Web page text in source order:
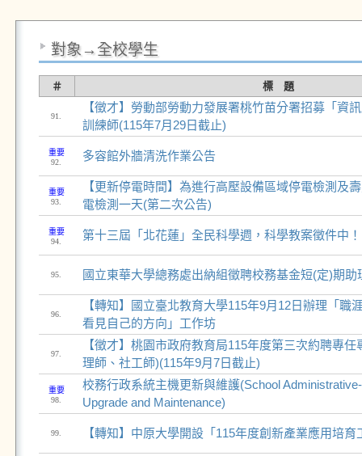
對象→全校學生
＃ 標 題
91.
【徵才】勞動部勞動力發展署桃竹苗分署招募「資
訓練師(115年7月29日截止)
重要
92.
多容館外牆清洗作業公告
重要
93.
【更新停電時間】為進行高壓設備區域停電檢測及
電檢測一天(第二次公告)
重要
94.
第十三屆「北花蓮」全民科學週，科學教案徵件中！
95. 國立東華大學總務處出納組徵聘校務基金短(定)期助
96.
【轉知】國立臺北教育大學115年9月12日辦理「職
看見自己的方向」工作坊
97.
【徵才】桃園市政府教育局115年度第三次約聘專
理師、社工師)(115年9月7日截止)
重要
98.
校務行政系統主機更新與維護(School
Upgrade and Maintenance)
99. 【轉知】中原大學開設「115年度創新產業應用培育